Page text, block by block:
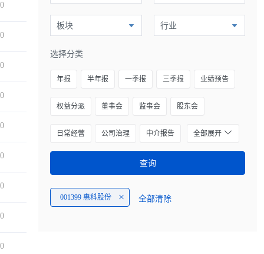
板块 行业
选择分类
年报 半年报 一季报 三季报 业绩预告
权益分派 董事会 监事会 股东会
日常经营 公司治理 中介报告 全部展开
查询
001399 惠科股份 全部清除